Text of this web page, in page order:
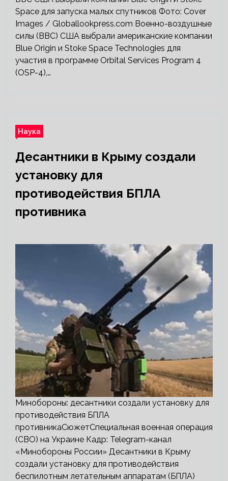
Space для запуска малых спутников Фото: Cover
Images / Globallookpress.com Военно-воздушные
силы (ВВС) США выбрали американские компании
Blue Origin и Stoke Space Technologies для
участия в программе Orbital Services Program 4
(OSP-4),…
Наука
Десантники в Крыму создали
установку для
противодействия БПЛА
противника
Минобороны: десантники создали установку для
противодействия БПЛА
противникаСюжетСпециальная военная операция
(СВО) на Украине Кадр: Telegram-канал
«Минобороны России» Десантники в Крыму
создали установку для противодействия
беспилотным летательным аппаратам (БПЛА)